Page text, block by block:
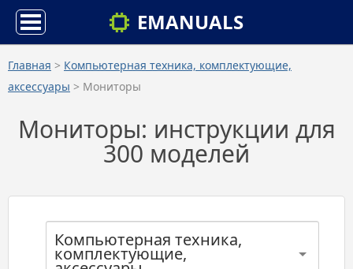
EMANUALS
Главная > Компьютерная техника, комплектующие,
аксессуары > Мониторы
Мониторы: инструкции для
300 моделей
Компьютерная техника,
комплектующие,